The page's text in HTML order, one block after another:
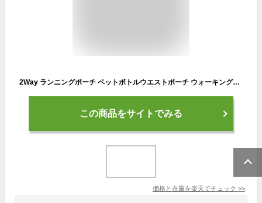
2Way ランニングポーチ ペットボトルウエストポーチ ウォーキングポーチ ジョギングポーチ 収納バッグ 防水 スマホ 水筒 スポーツ アウトドア 登山ポーチ 揺れない ウエストバック ボトルポーチ メンズ レディース ボディバッグ ネコポス送料無料！【ra16710】
この商品をサイトでみる
価格と在庫を楽天でチェック >>